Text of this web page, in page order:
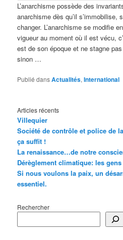
L’anarchisme possède des
anarchisme dès qu’il s’immobilise,
changer. L’anarchisme se modifie
vigueur au moment où il est vécu,
est de son époque et ne stagne
sinon …
Publié dansActualités,International
Articles récents
Villequier
Société de contrôle et police de
ça suffit !
La renaissance…de notre
Dérèglement climatique: les
Si nous voulons la paix, un
essentiel.
Rechercher